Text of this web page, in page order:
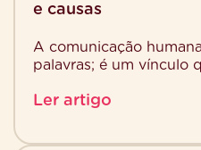
e causas
A comunicação
palavras; é um vínculo
Ler artigo